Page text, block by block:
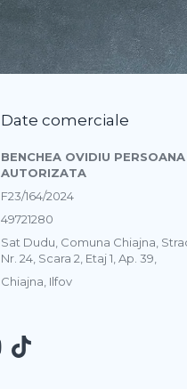
Date comerciale
BENCHEA OVIDIU
AUTORIZATA
F23/164/2024
49721280
Sat Dudu, Comuna Chiajna,
Nr. 24, Scara 2, Etaj 1, Ap. 39,
Chiajna, Ilfov